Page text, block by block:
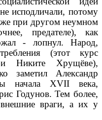
исподличали, потому
при другом неумном
предателе), как
- лопнул. Народ,
(этот курс
Никите Хрущёве),
заметил Александр
начала XVIIвека,
Годунов. Тем более,
враги, а их у